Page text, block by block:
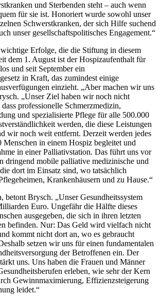
und Sterbenden steht – auch wenn
für sie ist. Honoriert wurde sowohl unser
Schwerstkranken, der sich Hilfe suchend
unser gesellschaftspolitisches Engagement.“
Erfolge, die die Stiftung in diesem
dem 1. August ist der Hospizaufenthalt für
und seit September ein
in Kraft, das zumindest einige
einzieht. „Aber machen wir uns
„Unser Ziel haben wir noch nicht
professionelle Schmerzmedizin,
und spezialisierte Pflege für alle 500.000
werden, die diese Leistungen
wir noch weit entfernt. Derzeit werden jedes
Menschen in einem Hospiz begleitet und
in einer Palliativstation. Das führt uns vor
dringend mobile palliative medizinische und
dort im Einsatz sind, wo tatsächlich
Krankenhäusern und zu Hause.“
betont Brysch. „Unser Gesundheitssystem
Euro. Ungefähr die Hälfte dieses
ausgegeben, die sich in ihren letzten
befinden. Nur: Das Geld wird vielfach nicht
kommt nicht dort an, wo es gebraucht
setzen wir uns für einen fundamentalen
der Betroffenen ein. Der
uns. Uns haben die Frauen und Männer
erleben, wie sehr der Kern
Gewinnmaximierung, Effizienzsteigerung
leidet.“